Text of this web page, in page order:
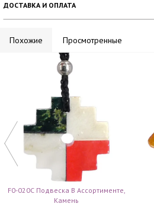
ДОСТАВКА И ОПЛАТА
Похожие Просмотренные
F0-020C Подвеска В Ассортименте,
Камень